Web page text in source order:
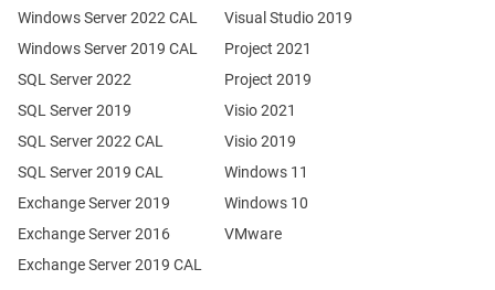
Exchange Server 2019
Exchange Server 2016
SQL Server 2022
SQL Server 2019
Windows Server 2022 CAL
Windows Server 2019 CAL
SQL Server 2022 CAL
SQL Server 2019 CAL
Exchange Server 2019 CAL
Visual Studio 2019
Project 2021
Project 2019
Visio 2021
Visio 2019
Windows 11
Windows 10
VMware